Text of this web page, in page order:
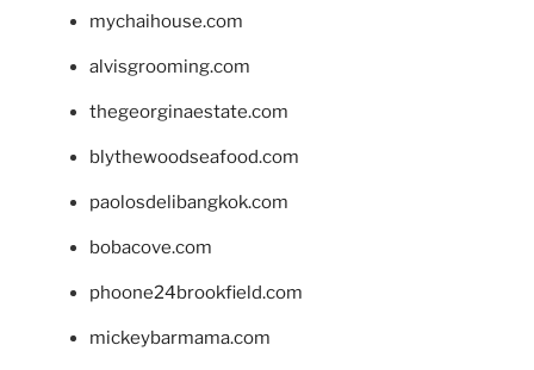
mychaihouse.com
alvisgrooming.com
thegeorginaestate.com
blythewoodseafood.com
paolosdelibangkok.com
bobacove.com
phoone24brookfield.com
mickeybarmama.com